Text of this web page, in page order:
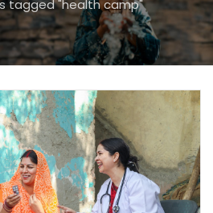
tagged "health camp"